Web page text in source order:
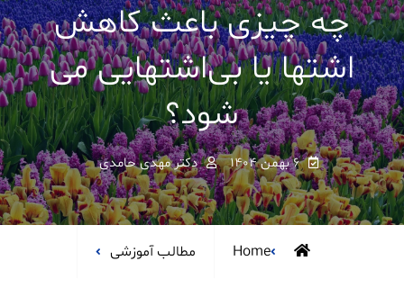
چه چیزی باعث کاهش
اشتها یا بی‌اشتهایی می
شود؟
۶ بهمن ۱۴۰۴ دکتر مهدی حامدی
Home مطالب آموزشی